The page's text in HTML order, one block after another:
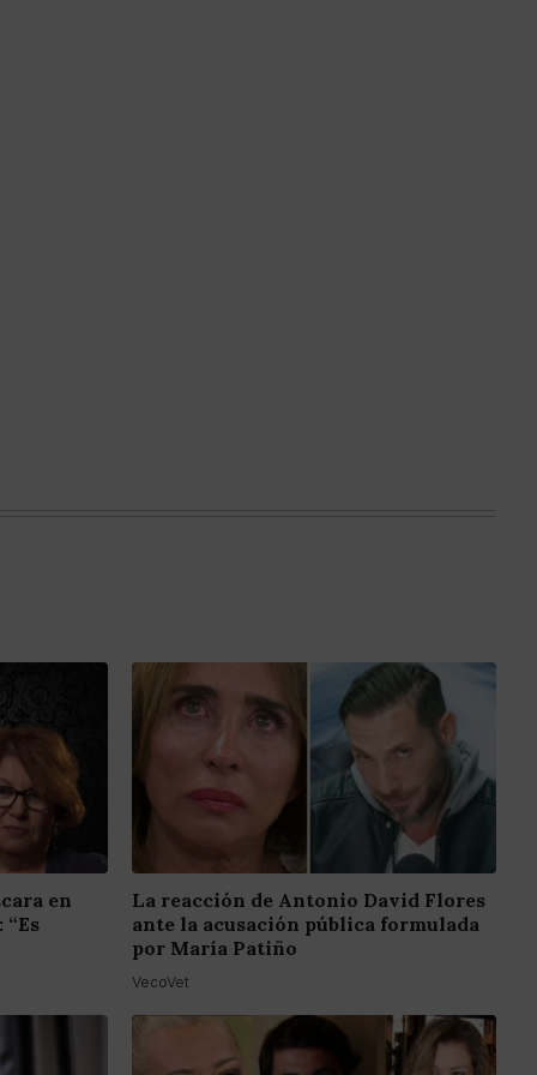
en
La reacción de Antonio David Flores
ante la acusación pública formulada
por María Patiño
VecoVet